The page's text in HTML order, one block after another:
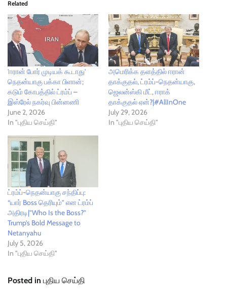
Related
'ஈரான் போர் முடியக் கூடாது'
நெதன்யாகு பக்கா பிளான்;
கடும் கோபத்தில் ட்ரம்ப் –
இஸ்ரேல் நகர்வு பின்னணி
June 2, 2026
In "புதிய செய்தி"
அமெரிக்க தளத்தில் ஈரான்
தாக்குதல், ட்ரம்ப்-நெதன்யாகு,
ஜெலன்ஸ்கி மீட், ஈராக்
தாக்குதல் ஏன்?|#AllInOne
July 29, 2026
In "புதிய செய்தி"
ட்ரம்ப்-நெதன்யாகு சந்திப்பு:
“யார் Boss தெரியும்” என ட்ரம்ப்
அதிரடி|”Who Is the Boss?”
Trump’s Bold Message to
Netanyahu
July 5, 2026
In "புதிய செய்தி"
Posted in புதிய செய்தி